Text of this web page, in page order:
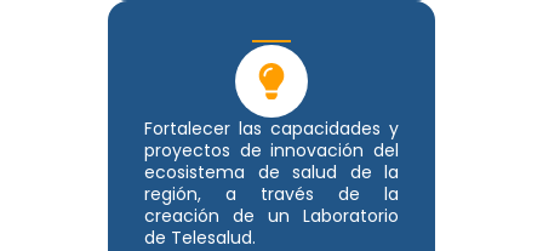
Fortalecer las capacidades y
proyectos de innovación del
ecosistema de salud de la
región, a través de la
creación de un Laboratorio
de Telesalud.